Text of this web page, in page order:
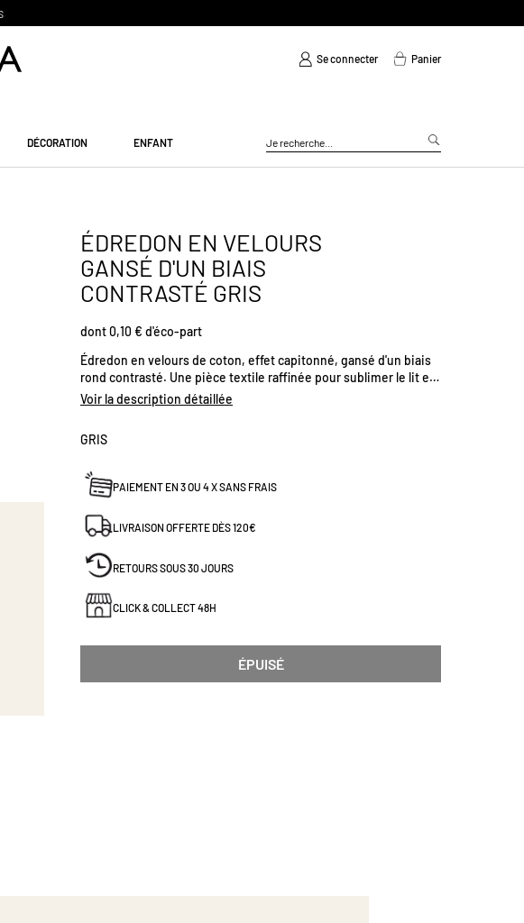
Se connecter Panier
DÉCORATION ENFANT
ÉDREDON EN VELOURS
GANSÉ D'UN BIAIS
CONTRASTÉ GRIS
dont 0,10 € d'éco-part
Édredon en velours de coton, effet capitonné, gansé d'un biais
rond contrasté. Une pièce textile raffinée pour sublimer le lit en
couleur. Dimensions (cm) : H85 x L190
Voir la description détaillée
GRIS
PAIEMENT EN 3 OU 4 X SANS FRAIS
LIVRAISON OFFERTE DÈS 120€
RETOURS SOUS 30 JOURS
CLICK & COLLECT 48H
ÉPUISÉ